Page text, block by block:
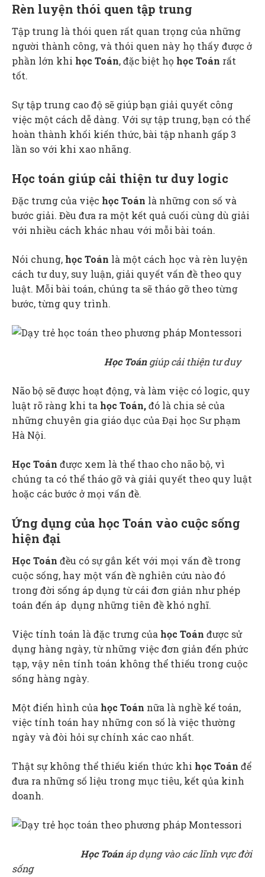
Rèn luyện thói quen tập trung
Tập trung là thói quen rất quan trọng của những
người thành công, và thói quen này họ thấy được ở
phần lớn khi học Toán, đặc biệt họ học Toán rất
tốt.
Sự tập trung cao độ sẽ giúp bạn giải quyết công
việc một cách dễ dàng. Với sự tập trung, bạn có thể
hoàn thành khối kiến thức, bài tập nhanh gấp 3
lần so với khi xao nhãng.
Học toán giúp cải thiện tư duy logic
Đặc trưng của việc học Toán là những con số và
bước giải. Đều đưa ra một kết quả cuối cùng dù giải
với nhiều cách khác nhau với mỗi bài toán.
Nói chung, học Toán là một cách học và rèn luyện
cách tư duy, suy luận, giải quyết vấn đề theo quy
luật. Mỗi bài toán, chúng ta sẽ tháo gỡ theo từng
bước, từng quy trình.
Học Toángiúp cải thiện tư duy
Não bộ sẽ được hoạt động, và làm việc có logic, quy
luật rõ ràng khi ta học Toán,đó là chia sẻ của
những chuyên gia giáo dục của Đại học Sư phạm
Hà Nội.
Học Toán được xem là thể thao cho não bộ, vì
chúng ta có thể tháo gỡ và giải quyết theo quy luật
hoặc các bước ở mọi vấn đề.
Ứng dụng của học Toán vào cuộc sống
hiện đại
Học Toán đều có sự gắn kết với mọi vấn đề trong
cuộc sống, hay một vấn đề nghiên cứu nào đó
trong đời sống áp dụng từ cái đơn giản như phép
toán đến áp dụng những tiên đề khó nghĩ.
Việc tính toán là đặc trưng của học Toán được sử
dụng hàng ngày, từ những việc đơn giản đến phức
tạp, vậy nên tính toán không thể thiếu trong cuộc
sống hàng ngày.
Một điển hình của học Toán nữa là nghề kế toán,
việc tính toán hay những con số là việc thường
ngày và đòi hỏi sự chính xác cao nhất.
Thật sự không thể thiếu kiến thức khi học Toán để
đưa ra những số liệu trong mục tiêu, kết qủa kinh
doanh.
Học Toánáp dụng vào các lĩnh vực đời
sống